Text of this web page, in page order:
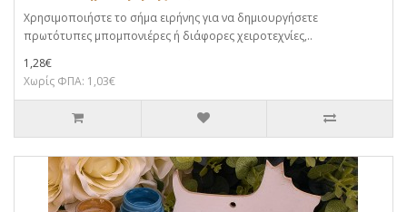
Χρησιμοποιήστε το σήμα ειρήνης για να δημιουργήσετε
πρωτότυπες μπομπονιέρες ή διάφορες χειροτεχνίες,..
1,28€
Χωρίς ΦΠΑ: 1,03€